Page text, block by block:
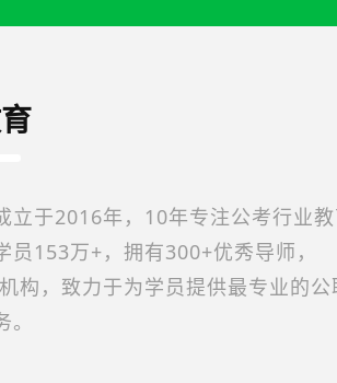
立于2016年，10年专注公考行业教
员153万+，拥有300+优秀导师，
构，致力于为学员提供最专业的公